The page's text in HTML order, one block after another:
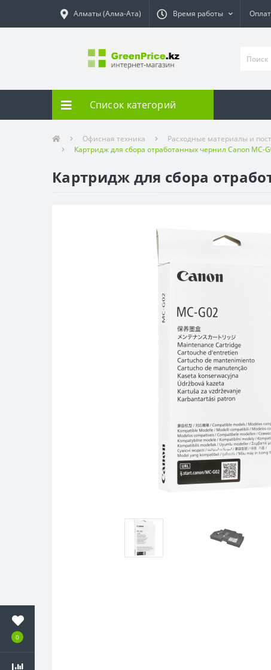
0
Алматы (Алма-Ата) Время работы
Список категорий
Офисная техника Расходные материалы и
Картридж для сбора отработанных чернил Canon MC-
Картридж для сбора